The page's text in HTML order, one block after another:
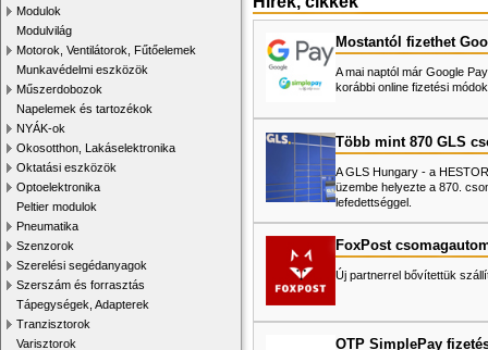
Modulok
Modulvilág
Motorok, Ventilátorok, Fűtőelemek
Munkavédelmi eszközök
Műszerdobozok
Napelemek és tartozékok
NYÁK-ok
Okosotthon, Lakáselektronika
Oktatási eszközök
Optoelektronika
Peltier modulok
Pneumatika
Szenzorok
Szerelési segédanyagok
Szerszám és forrasztás
Tápegységek, Adapterek
Tranzisztorok
Varisztorok
Mostantól fizethet
A mai naptól már Google
korábbi online fizetési
Több mint 870 GLS
A GLS Hungary - a
üzembe helyezte a 870.
lefedettséggel.
FoxPost
Új partnerrel bővítettük
OTP SimplePay